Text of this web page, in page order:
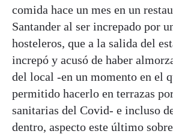
comida hace un mes en un
Santander al ser increpado por
hosteleros, que a la salida del
increpó y acusó de haber
del local -en un momento en el
permitido hacerlo en terrazas
sanitarias del Covid- e incluso
dentro, aspecto este último